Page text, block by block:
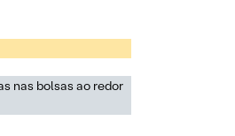
nas bolsas ao redor